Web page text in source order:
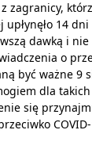
zagranicy,
14
dawką i nie
o
być ważne 9
dla
się